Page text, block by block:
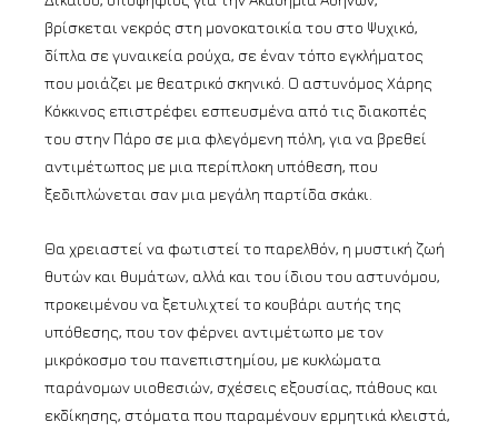
βρίσκεται νεκρός στη μονοκατοικία του στο Ψυχικό,
δίπλα σε γυναικεία ρούχα, σε έναν τόπο εγκλήματος
που μοιάζει με θεατρικό σκηνικό. Ο αστυνόμος Χάρης
Κόκκινος επιστρέφει εσπευσμένα από τις διακοπές
του στην Πάρο σε μια φλεγόμενη πόλη, για να βρεθεί
αντιμέτωπος με μια περίπλοκη υπόθεση, που
ξεδιπλώνεται σαν μια μεγάλη παρτίδα σκάκι.
Θα χρειαστεί να φωτιστεί το παρελθόν, η μυστική ζωή
θυτών και θυμάτων, αλλά και του ίδιου του αστυνόμου,
προκειμένου να ξετυλιχτεί το κουβάρι αυτής της
υπόθεσης, που τον φέρνει αντιμέτωπο με τον
μικρόκοσμο του πανεπιστημίου, με κυκλώματα
παράνομων υιοθεσιών, σχέσεις εξουσίας, πάθους και
εκδίκησης, στόματα που παραμένουν ερμητικά κλειστά,